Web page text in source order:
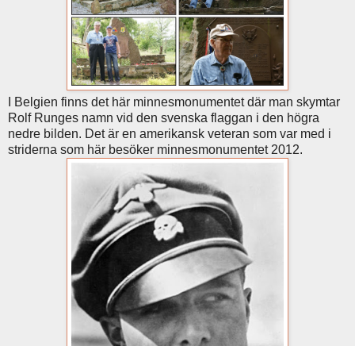
I Belgien finns det här minnesmonumentet där man skymtar
Rolf Runges namn vid den svenska flaggan i den högra
nedre bilden. Det är en amerikansk veteran som var med i
striderna som här besöker minnesmonumentet 2012.